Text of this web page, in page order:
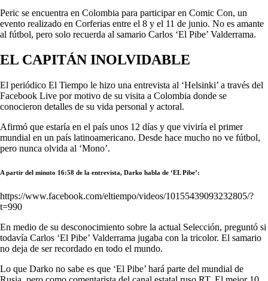
Peric se encuentra en Colombia para participar en Comic Con, un
evento realizado en Corferias entre el 8 y el 11 de junio. No es amante
al fútbol, pero solo recuerda al samario Carlos ‘El Pibe’ Valderrama.
EL CAPITÁN INOLVIDABLE
El periódico El Tiempo le hizo una entrevista al ‘Helsinki’ a través del
Facebook Live por motivo de su visita a Colombia donde se
conocieron detalles de su vida personal y actoral.
Afirmó que estaría en el país unos 12 días y que viviría el primer
mundial en un país latinoamericano. Desde hace mucho no ve fútbol,
pero nunca olvida al ‘Mono’.
A partir del minuto 16:58 de la entrevista, Darko habla de ‘EL Pibe’:
https://www.facebook.com/eltiempo/videos/10155439093232805/?
t=990
En medio de su desconocimiento sobre la actual Selección, preguntó si
todavía Carlos ‘El Pibe’ Valderrama jugaba con la tricolor. El samario
no deja de ser recordado en todo el mundo.
Lo que Darko no sabe es que ‘El Pibe’ hará parte del mundial de